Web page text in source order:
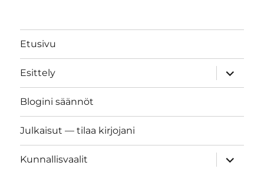
Etusivu
Esittely
näytä
Blogini säännöt
Julkaisut — tilaa kirjojani
Kunnallisvaalit
näytä